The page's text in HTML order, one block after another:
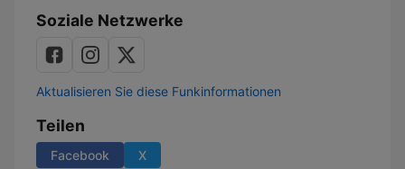
Soziale Netzwerke
Aktualisieren Sie diese Funkinformationen
Teilen
Facebook X